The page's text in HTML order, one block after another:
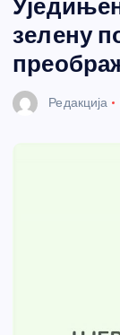
зелену
Редакција